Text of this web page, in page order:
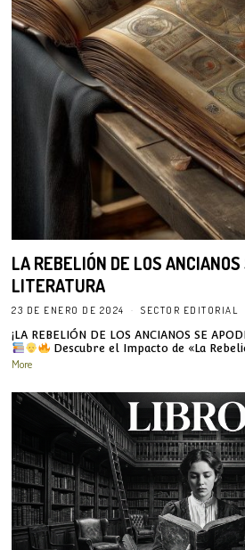
LA REBELIÓN DE LOS
LITERATURA
23 DE ENERO DE 2024 SECTOR EDITORIAL
¡LA REBELIÓN DE LOS ANCIANOS SE
Descubre el Impacto de «La
More